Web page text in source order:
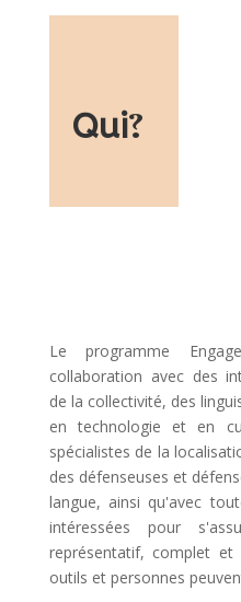
Qui?
Le programme
collaboration avec des
de la collectivité, des
en technologie et en
spécialistes de la
des défenseuses et
langue, ainsi qu'avec
intéressées pour
représentatif, complet
outils et personnes